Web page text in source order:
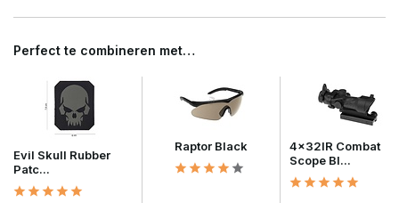
Perfect te combineren met…
Evil Skull Rubber
Patc...
Raptor Black
4x32IR Combat
Scope Bl...